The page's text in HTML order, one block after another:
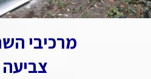
מרכיבי